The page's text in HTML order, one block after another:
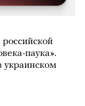
паука».
украинском